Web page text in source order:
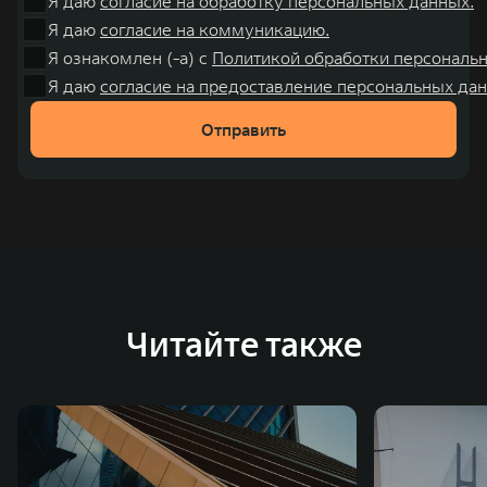
Я даю согласие на коммуникацию.
Я ознакомлен (-а) с Политикой обработки
Я даю согласие на предоставление персональных
Отправить
Читайте также